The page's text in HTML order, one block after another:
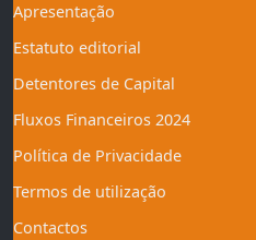
Apresentação
Estatuto editorial
Detentores de Capital
Fluxos Financeiros 2024
Política de Privacidade
Termos de utilização
Contactos